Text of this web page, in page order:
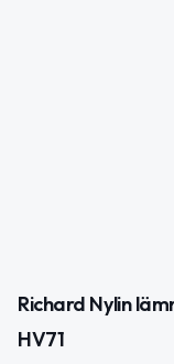
Richard Nylin
HV71